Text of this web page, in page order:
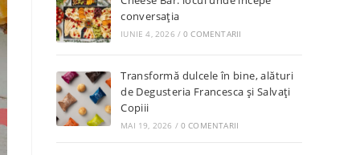
conversația
IUNIE 4, 2026 / 0 COMENTARII
Transformă dulcele în bine, alături
de Degusteria Francesca și Salvați
Copiii
MAI 19, 2026 / 0 COMENTARII